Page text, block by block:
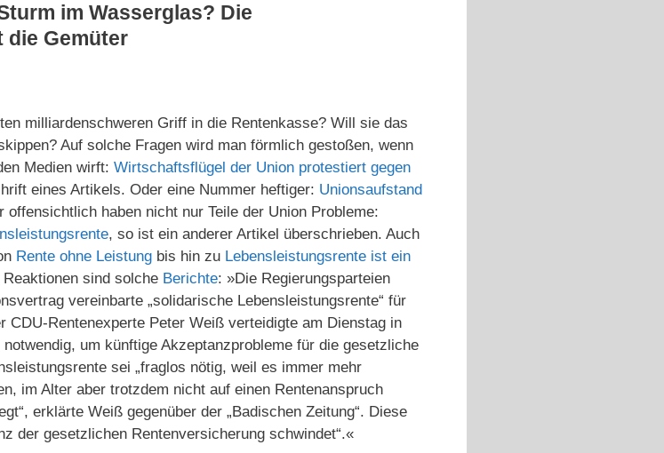
im Wasserglas? Die
die Gemüter
milliardenschweren Griff in die Rentenkasse? Will sie das
Auf solche Fragen wird man förmlich gestoßen, wenn
Medien wirft: Wirtschaftsflügel der Union protestiert gegen
eines Artikels. Oder eine Nummer heftiger: Unionsaufstand
offensichtlich haben nicht nur Teile der Union Probleme:
, so ist ein anderer Artikel überschrieben. Auch
Rente ohne Leistung bis hin zu Lebensleistungsrente ist ein
sind solche Berichte: »Die Regierungsparteien
vereinbarte „solidarische Lebensleistungsrente“ für
CDU-Rentenexperte Peter Weiß verteidigte am Dienstag in
um künftige Akzeptanzprobleme für die gesetzliche
sei „fraglos nötig, weil es immer mehr
im Alter aber trotzdem nicht auf einen Rentenanspruch
erklärte Weiß gegenüber der „Badischen Zeitung“. Diese
der gesetzlichen Rentenversicherung schwindet“.«